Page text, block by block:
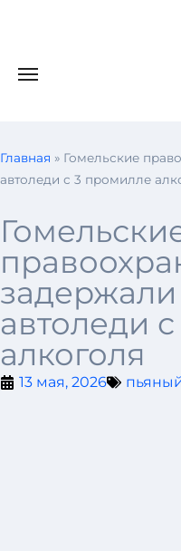
Главная » Гомельские
автоледи с 3 промилле
автоледи
алкоголя
13 мая, 2026